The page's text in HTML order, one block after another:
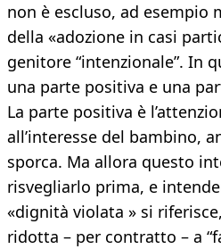
non è escluso, ad esempio
della «adozione in casi
genitore “intenzionale”. In
una parte positiva e una
La parte positiva è
all’interesse del bambino,
sporca. Ma allora questo
risvegliarlo prima, e
«dignità violata » si
ridotta – per contratto – a